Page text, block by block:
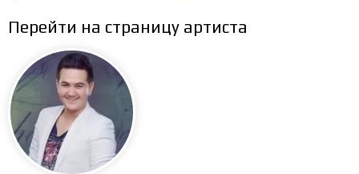
Перейти на страницу артиста